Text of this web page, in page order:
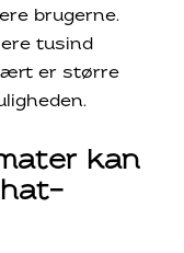
brugerne.
tusind
er større
kan